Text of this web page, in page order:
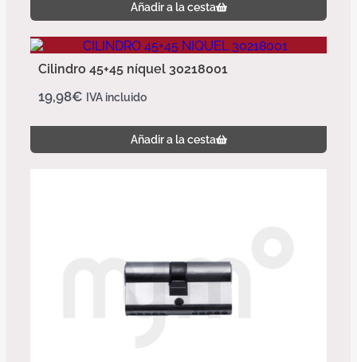
Añadir a la cesta
Cilindro 45+45 níquel 30218001
19,98€ IVA incluido
Añadir a la cesta